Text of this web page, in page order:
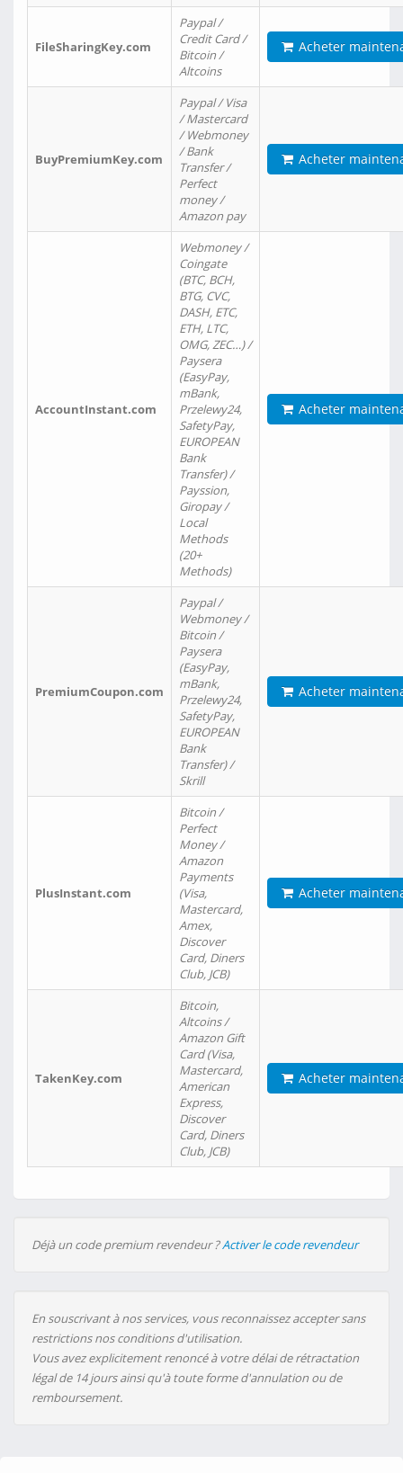
FileSharingKey.com
Paypal /
Credit Card /
Bitcoin /
Altcoins
Acheter
BuyPremiumKey.com
Paypal / Visa
/ Mastercard
/ Webmoney
/ Bank
Transfer /
Perfect
money /
Amazon pay
Acheter
AccountInstant.com
Webmoney /
Coingate
(BTC, BCH,
BTG, CVC,
DASH, ETC,
ETH, LTC,
OMG, ZEC…) /
Paysera
(EasyPay,
mBank,
Przelewy24,
SafetyPay,
EUROPEAN
Bank
Transfer) /
Payssion,
Giropay /
Local
Methods
(20+
Methods)
Acheter
PremiumCoupon.com
Paypal /
Webmoney /
Bitcoin /
Paysera
(EasyPay,
mBank,
Przelewy24,
SafetyPay,
EUROPEAN
Bank
Transfer) /
Skrill
Acheter
PlusInstant.com
Bitcoin /
Perfect
Money /
Amazon
Payments
(Visa,
Mastercard,
Amex,
Discover
Card, Diners
Club, JCB)
Acheter
TakenKey.com
Bitcoin,
Altcoins /
Amazon Gift
Card (Visa,
Mastercard,
American
Express,
Discover
Card, Diners
Club, JCB)
Acheter
Déjà un code premium revendeur ?Activer le code revendeur
En souscrivant à nos services, vous reconnaissez accepter sans
restrictions nos conditions d'utilisation.
Vous avez explicitement renoncé à votre délai de rétractation
légal de 14 jours ainsi qu'à toute forme d'annulation ou de
remboursement.